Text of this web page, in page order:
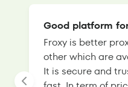
Good platform
Froxy is better
other which are
It is secure and